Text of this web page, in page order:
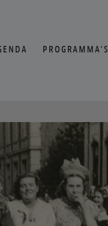
PROGRAMMA'S